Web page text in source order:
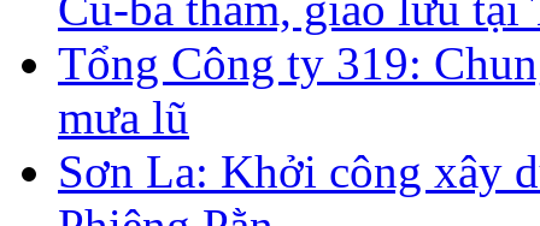
Tổng Công ty 319:
mưa lũ
Sơn La: Khởi công xây